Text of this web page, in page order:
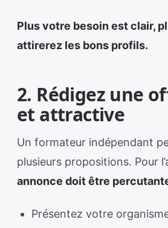
Plus votre besoin est clair,
attirerez les bons profils.
2. Rédigez une
et attractive
Un formateur indépendant
plusieurs propositions. Pour
annonce doit être
Présentez votre